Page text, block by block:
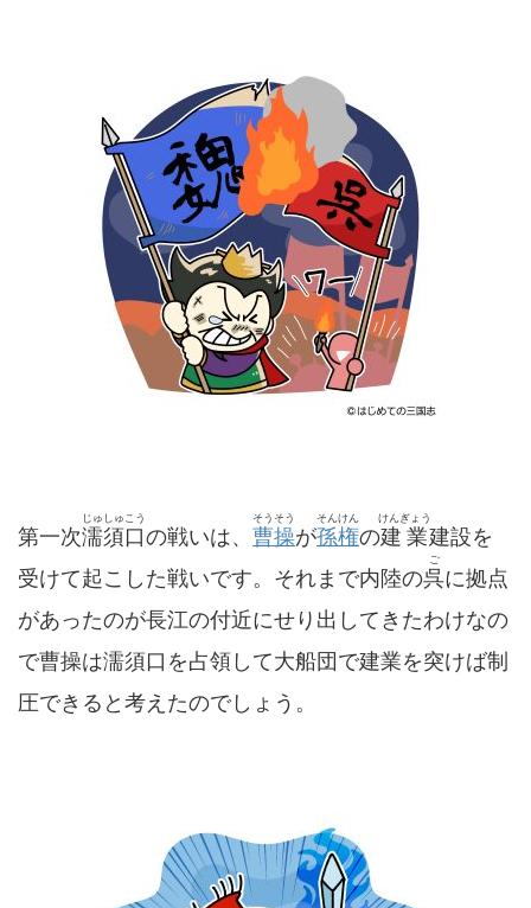
第一次濡須口
じゅしゅこう
の戦いは、 曹操
そうそう
が孫権
そんけん
の建業
けんぎょう
建設を
受けて起こした戦いです。それまで内陸の呉
ご
に拠点
があったのが長江の付近にせり出してきたわけなの
で曹操は濡須口を占領して大船団で建業を突けば制
圧できると考えたのでしょう。